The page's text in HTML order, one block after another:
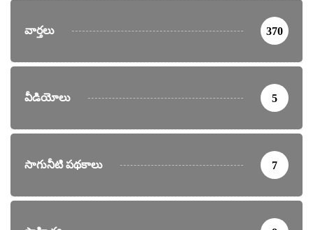
వార్తలు 370
వీడియోలు 5
సాగునీటి పథకాలు 7